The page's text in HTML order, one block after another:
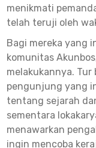
menikmati
telah teruji oleh
Bagi mereka yang
komunitas
melakukannya.
pengunjung yang
tentang sejarah
sementara
menawarkan
ingin mencoba